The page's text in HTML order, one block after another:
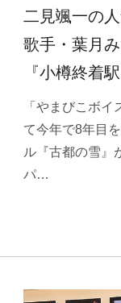
二見颯一の
歌手・葉月
『小樽終着
「やまびこボ
て今年で8年目
ル『古都の雪』
パ…